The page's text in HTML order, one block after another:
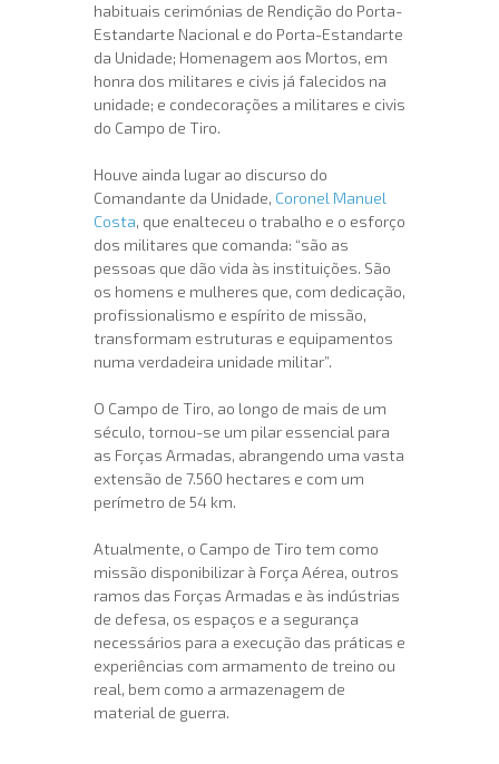
habituais cerimónias de Rendição do Porta-
Estandarte Nacional e do Porta-Estandarte
da Unidade; Homenagem aos Mortos, em
honra dos militares e civis já falecidos na
unidade; e condecorações a militares e civis
do Campo de Tiro.
Houve ainda lugar ao discurso do
Comandante da Unidade, Coronel Manuel
Costa, que enalteceu o trabalho e o esforço
dos militares que comanda: “são as
pessoas que dão vida às instituições. São
os homens e mulheres que, com dedicação,
profissionalismo e espírito de missão,
transformam estruturas e equipamentos
numa verdadeira unidade militar”.
O Campo de Tiro, ao longo de mais de um
século, tornou-se um pilar essencial para
as Forças Armadas, abrangendo uma vasta
extensão de 7.560 hectares e com um
perímetro de 54 km.
Atualmente, o Campo de Tiro tem como
missão disponibilizar à Força Aérea, outros
ramos das Forças Armadas e às indústrias
de defesa, os espaços e a segurança
necessários para a execução das práticas e
experiências com armamento de treino ou
real, bem como a armazenagem de
material de guerra.